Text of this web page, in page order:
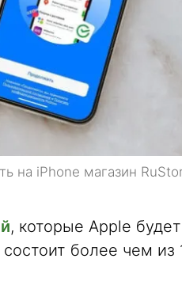
на iPhone магазин
, которые Apple
более чем из